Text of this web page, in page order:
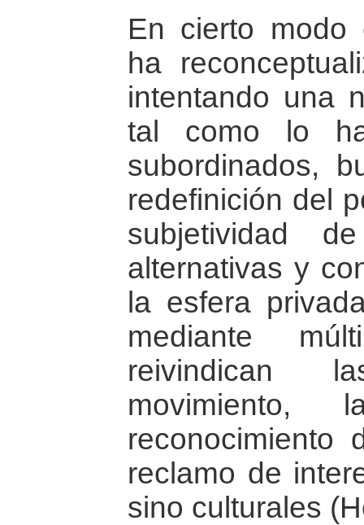
En cierto modo
ha
intentando una
tal como lo
subordinados,
redefinición del
subjetividad
alternativas y
la esfera
mediante
reivindican
movimiento,
reconocimiento
reclamo de
sino culturales